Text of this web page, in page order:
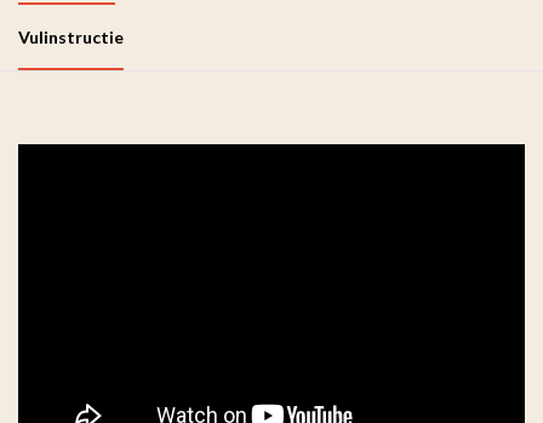
Vulinstructie